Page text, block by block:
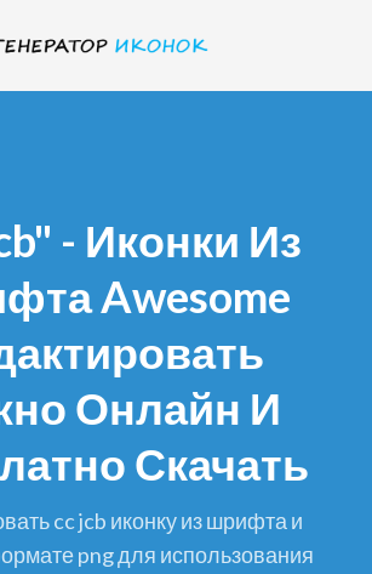
- Иконки Из
Awesome
Онлайн И
Скачать
png для использования